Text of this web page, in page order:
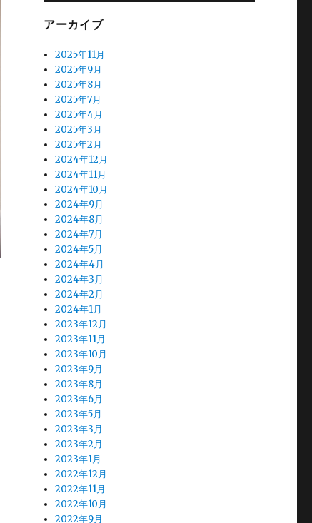
アーカイブ
2025年11月
2025年9月
2025年8月
2025年7月
2025年4月
2025年3月
2025年2月
2024年12月
2024年11月
2024年10月
2024年9月
2024年8月
2024年7月
2024年5月
2024年4月
2024年3月
2024年2月
2024年1月
2023年12月
2023年11月
2023年10月
2023年9月
2023年8月
2023年6月
2023年5月
2023年3月
2023年2月
2023年1月
2022年12月
2022年11月
2022年10月
2022年9月